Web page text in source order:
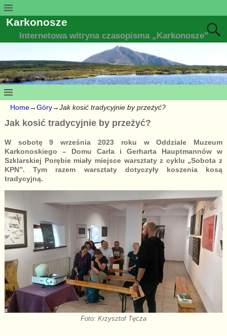
Karkonosze
Internetowa witryna czasopisma „Karkonosze”
Home→Góry→Jak kosić tradycyjnie by przeżyć?
Jak kosić tradycyjnie by przeżyć?
W sobotę 9 września 2023 roku w Oddziale Muzeum
Karkonoskiego – Domu Carla i Gerharta Hauptmannów w
Szklarskiej Porębie miały miejsce warsztaty z cyklu „Sobota z
KPN”. Tym razem warsztaty dotyczyły koszenia kosą
tradycyjną.
Foto: Krzysztof Tęcza